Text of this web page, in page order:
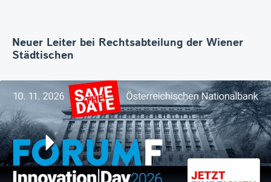
Neuer Leiter bei Rechtsabteilung der Wiener
Städtischen